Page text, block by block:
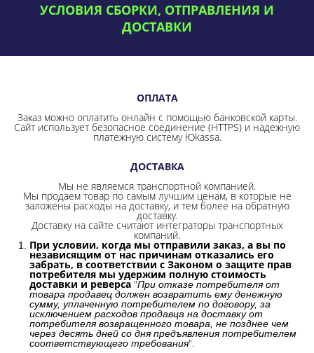
УСЛОВИЯ СБОРКИ, ОТПРАВЛЕНИЯ И
ДОСТАВКИ
ОПЛАТА
Заказ можно оплатить онлайн с помощью банковской карты.
Сайт использует безопасное соединение (HTTPS) и надежную
платежную систему Юkassa.
ДОСТАВКА
Мы не являемся транспортной компанией.
Мы продаем товар по самым лучшим ценам, в которые не
заложены расходы на доставку, и тем более на обратную
доставку.
Доставку на сайте считают интеграторы транспортных
компаний.
При условии, когда мы отправили заказ, а вы по
независящим от нас причинам отказались его
забрать, в соответствии с Законом о защите прав
потребителя мы удержим полную стоимость
доставки и реверса "При отказе потребителя от
товара продавец должен возвратить ему денежную
сумму, уплаченную потребителем по договору, за
исключением расходов продавца на доставку от
потребителя возвращенного товара, не позднее чем
через десять дней со дня предъявления потребителем
соответствующего требования".